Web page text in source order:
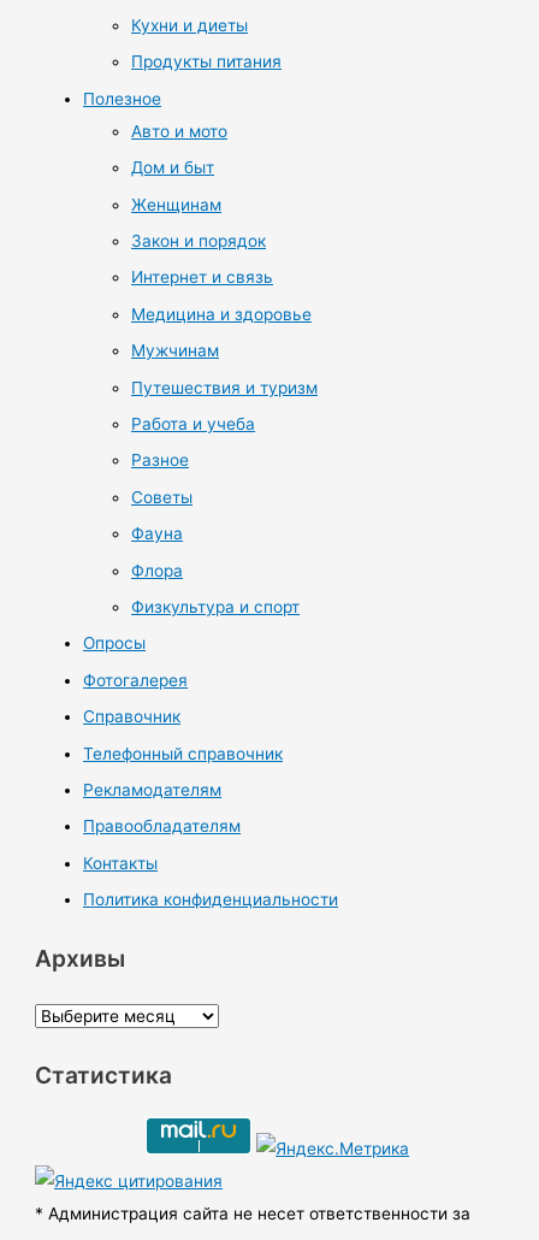
Кухни и диеты
Продукты питания
Полезное
Авто и мото
Дом и быт
Женщинам
Закон и порядок
Интернет и связь
Медицина и здоровье
Мужчинам
Путешествия и туризм
Работа и учеба
Разное
Советы
Фауна
Флора
Физкультура и спорт
Опросы
Фотогалерея
Справочник
Телефонный справочник
Рекламодателям
Правообладателям
Контакты
Политика конфиденциальности
Архивы
А
х
ы
Статистика
* Администрация сайта не несет ответственности за